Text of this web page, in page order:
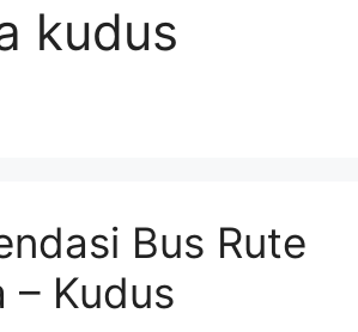
kudus
Bus Rute
– Kudus